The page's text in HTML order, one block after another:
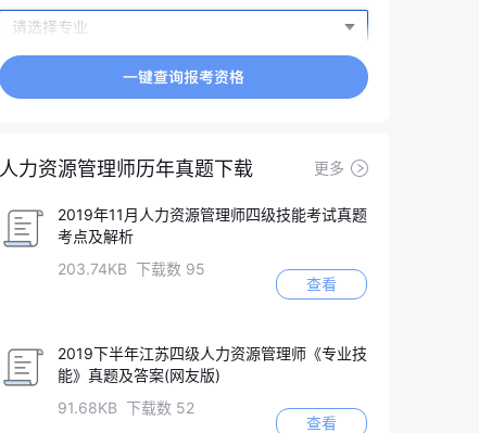
人力资源管理师历年真题下载 更多
2019年11月人力资源管理师四级技能考试真题
考点及解析
203.74KB 下载数 95
查看
2019下半年江苏四级人力资源管理师《专业技
能》真题及答案(网友版)
91.68KB 下载数 52
查看